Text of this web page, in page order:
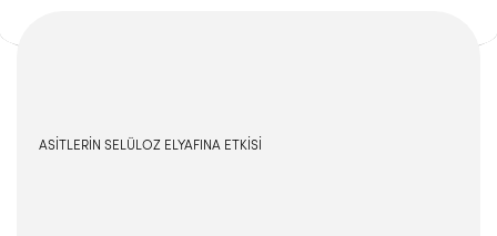
ASİTLERİN SELÜLOZ ELYAFINA ETKİSİ